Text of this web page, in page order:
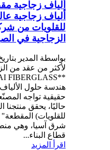
ألياف زجاجية
ألياف زجاجية
للقلويات من
الزجاجية في
بواسطة المدير بتاريخ 26-01-
لأكثر من عقد من
هندسة حلول
حقيقية تواجه
للقلويات)
شرق آسيا، وهي
قطاع البناء...
اقرأ المزيد